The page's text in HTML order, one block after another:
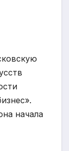
начала